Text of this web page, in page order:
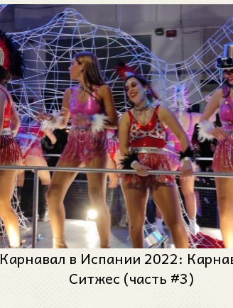
Карнавал в Испании 2022:
Ситжес (часть #3)